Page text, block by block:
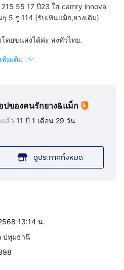
55 17 ปี23 ใส่ camry innova
5 รู 114 (รับเทินแม็ก,ยางเดิม)
ดยขนส่งได้ค่ะ ส่งทั่วไทย.
พิ่มเติม
ปของคนรักยาง&แม็ก
ล้ว 11 ปี 1 เดือน 29 วัน
ดูประกาศทั้งหมด
13:14 น.
ปทุมธานี